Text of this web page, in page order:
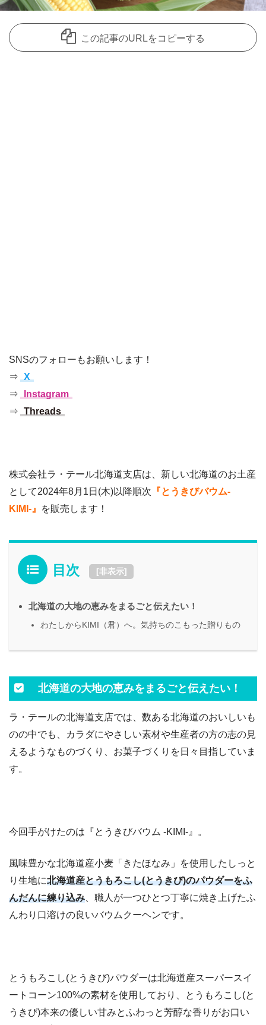
この記事のURLをコピーする
SNSのフォローもお願いします！
⇒ X
⇒ Instagram
⇒ Threads
株式会社ラ・テール北海道支店は、新しい北海道のお⼟産
として2024年8月1日(木)以降順次 『とうきびバウム-
KIMI-』
を販売します！
目次 [非表示]
北海道の大地の恵みをまるごと伝えたい！
わたしからKIMI（君）へ。気持ちのこもった贈りもの
北海道の大地の恵みをまるごと伝えたい！
ラ・テールの北海道支店では、数ある北海道のおいしいも
のの中でも、カラダにやさしい素材や生産者の方の志の見
えるようなものづくり、お菓子づくりを日々目指していま
す。
今回手がけたのは『とうきびバウム -KIMI-』。
風味豊かな北海道産小麦「きたほなみ」を使用したしっと
り生地に北海道産とうもろこし(とうきび)のパウダーをふ
んだんに練り込み 、職人が一つひとつ丁寧に焼き上げたふ
んわり口溶けの良いバウムクーヘンです。
とうもろこし(とうきび)パウダーは北海道産スーパースイ
ートコーン100%の素材を使用しており、とうもろこし(と
うきび)本来の優しい甘みとふわっと芳醇な香りがお口い